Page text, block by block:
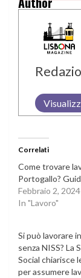
Correlati
Come trovare
Portogallo?
Febbraio 2, 2024
In "Lavoro"
Si può lavorare
senza NISS? La
Social chiarisce
per assumere